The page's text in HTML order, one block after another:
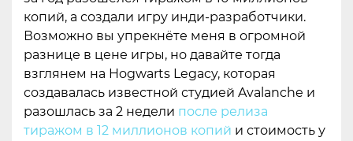
копий, а создали игру инди-разработчики.
Возможно вы упрекнёте меня в огромной
разнице в цене игры, но давайте тогда
взглянем на Hogwarts Legacy, которая
создавалась известной студией Avalanche и
разошлась за 2 недели после релиза
тиражом в 12 миллионов копий и стоимость у